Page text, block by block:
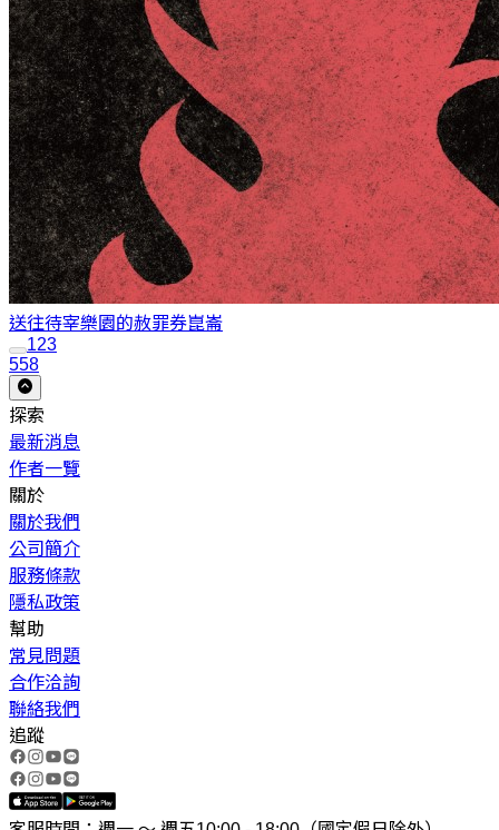
送往待宰樂園的赦罪券崑崙
123
558
探索
最新消息
作者一覽
關於
關於我們
公司簡介
服務條款
隱私政策
幫助
常見問題
合作洽詢
聯絡我們
追蹤